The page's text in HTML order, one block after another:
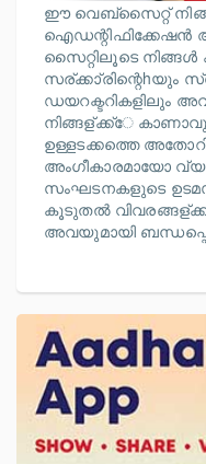
ഈ വെബ്സൈറ്റ്
ഐഡന്റിഫിക്കേഷന്‍
സൈറ്റിലൂടെ
ഡയറക്ടറികളിലും
നിങ്ങള്ക്ക്േ
ഉള്ളടക്കത്തെ
അംഗീകാരമായോ
സംഘടനകളുടെ
കൂടുതല്‍
അവയുമായി